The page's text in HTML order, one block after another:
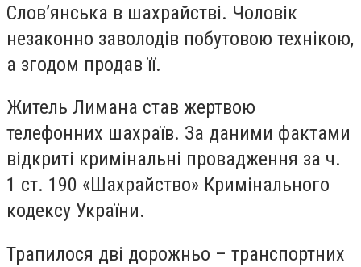
Слов’янська в шахрайстві. Чоловік
незаконно заволодів побутовою технікою,
а згодом продав її.
Житель Лимана став жертвою
телефонних шахраїв. За даними фактами
відкриті кримінальні провадження за ч.
1 ст. 190 «Шахрайство» Кримінального
кодексу України.
Трапилося дві дорожньо – транспортних